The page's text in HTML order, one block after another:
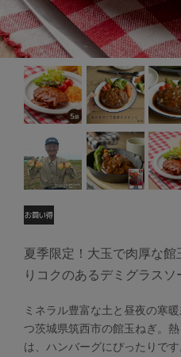
夏季限定！大玉で肉厚な
りコクのあるデミグラスソ
ミネラル豊富な土と昼夜の寒
つ茨城県筑西市の館玉ねぎ。
は、ハンバーグにぴったりで